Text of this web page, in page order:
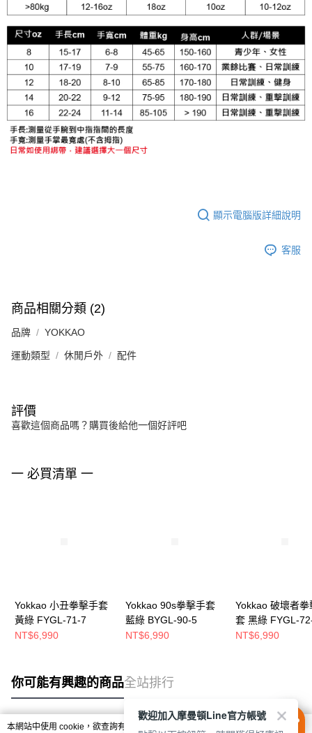
顯示電腦版詳細說明
客服
商品相關分類 (2)
品牌 YOKKAO
運動類型 休閒戶外 配件
評價
喜歡這個商品嗎？購買後給他一個好評吧
一 必買清單 一
Yokkao 小丑拳擊手套
黃綠 FYGL-71-7
NT$6,990
Yokkao 90s拳擊手套
藍綠 BYGL-90-5
NT$6,990
Yokkao 破壞者拳
套 黑綠 FYGL-
NT$6,990
你可能有興趣的商品全站排行
本網站中使用 cookie，欲查詢有關本網站使用 cookie 方式之詳情，及若您不希
歡迎加入摩曼頓Line官方帳號